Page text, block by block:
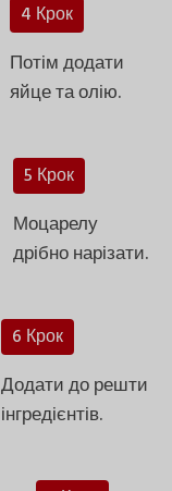
4 Крок
Потім додати
яйце та олію.
5 Крок
Моцарелу
дрібно нарізати.
6 Крок
Додати до решти
інгредієнтів.